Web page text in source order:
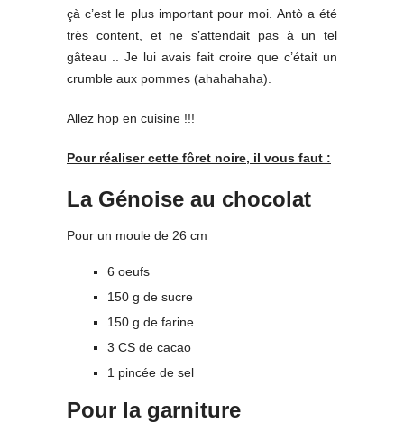
çà c’est le plus important pour moi. Antò a été
très content, et ne s’attendait pas à un tel
gâteau .. Je lui avais fait croire que c’était un
crumble aux pommes (ahahahaha).
Allez hop en cuisine !!!
Pour réaliser cette fôret noire, il vous faut :
La Génoise au chocolat
Pour un moule de 26 cm
6 oeufs
150 g de sucre
150 g de farine
3 CS de cacao
1 pincée de sel
Pour la garniture